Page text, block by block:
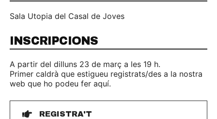
Sala Utopia del Casal de Joves
INSCRIPCIONS
A partir del dilluns 23 de març a les 19 h.
Primer caldrà que estigueu registrats/des a la nostra
web que ho podeu fer aquí.
REGISTRA'T